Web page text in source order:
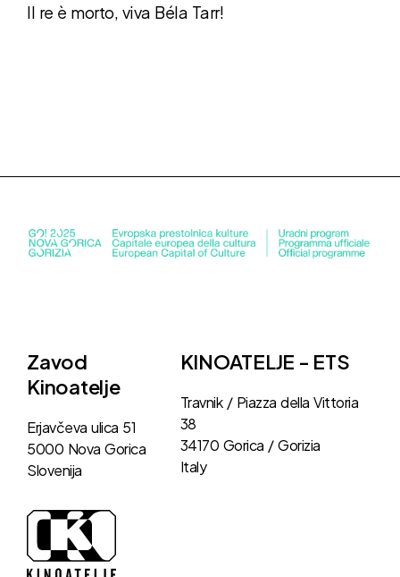
Il re è morto, viva Béla Tarr!
Zavod
Kinoatelje
Erjavčeva ulica 51
5000 Nova Gorica
Slovenija
KINOATELJE - ETS
Travnik / Piazza della Vittoria
38
34170 Gorica / Gorizia
Italy